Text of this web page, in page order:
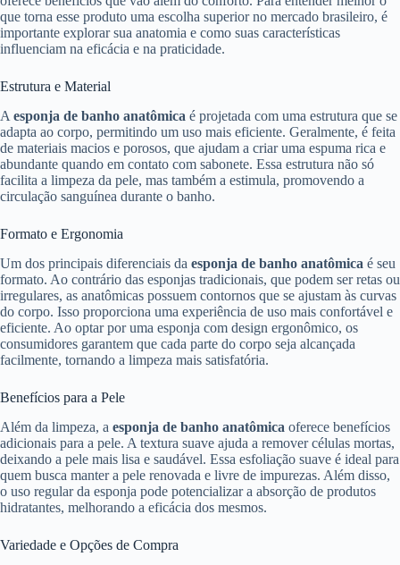
que torna esse produto uma escolha superior no mercado brasileiro, é
importante explorar sua anatomia e como suas características
influenciam na eficácia e na praticidade.
Estrutura e Material
A esponja de banho anatômica é projetada com uma estrutura que se
adapta ao corpo, permitindo um uso mais eficiente. Geralmente, é feita
de materiais macios e porosos, que ajudam a criar uma espuma rica e
abundante quando em contato com sabonete. Essa estrutura não só
facilita a limpeza da pele, mas também a estimula, promovendo a
circulação sanguínea durante o banho.
Formato e Ergonomia
Um dos principais diferenciais da esponja de banho anatômica é seu
formato. Ao contrário das esponjas tradicionais, que podem ser retas ou
irregulares, as anatômicas possuem contornos que se ajustam às curvas
do corpo. Isso proporciona uma experiência de uso mais confortável e
eficiente. Ao optar por uma esponja com design ergonômico, os
consumidores garantem que cada parte do corpo seja alcançada
facilmente, tornando a limpeza mais satisfatória.
Benefícios para a Pele
Além da limpeza, a esponja de banho anatômica oferece benefícios
adicionais para a pele. A textura suave ajuda a remover células mortas,
deixando a pele mais lisa e saudável. Essa esfoliação suave é ideal para
quem busca manter a pele renovada e livre de impurezas. Além disso,
o uso regular da esponja pode potencializar a absorção de produtos
hidratantes, melhorando a eficácia dos mesmos.
Variedade e Opções de Compra